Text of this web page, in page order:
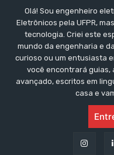
Olá! Sou engenheiro
Eletrônicos pela UFPR,
tecnologia. Criei este
mundo da engenharia e
curioso ou um entusiasta
você encontrará guias,
avançado, escritos em
casa e